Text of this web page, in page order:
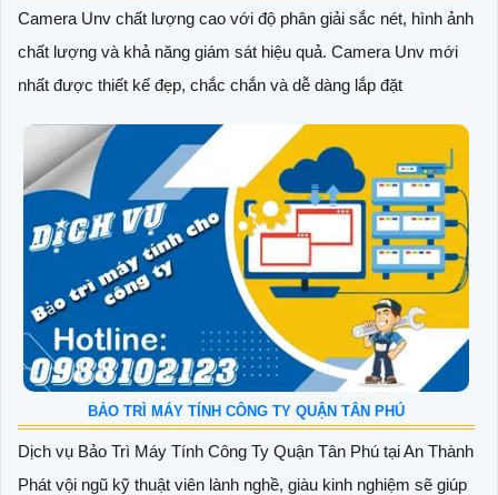
Camera Unv chất lượng cao với độ phân giải sắc nét, hình ảnh
chất lượng và khả năng giám sát hiệu quả. Camera Unv mới
nhất được thiết kế đẹp, chắc chắn và dễ dàng lắp đặt
BẢO TRÌ MÁY TÍNH CÔNG TY QUẬN TÂN PHÚ
Dịch vụ Bảo Trì Máy Tính Công Ty Quận Tân Phú tại An Thành
Phát vội ngũ kỹ thuật viên lành nghề, giàu kinh nghiệm sẽ giúp